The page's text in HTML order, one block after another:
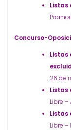
Listas
Concurso-
Listas
26 de
Listas
Libre
Listas
Libre –